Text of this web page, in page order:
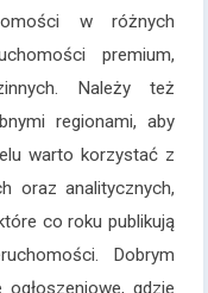
w różnych
premium,
Należy też
regionami, aby
warto korzystać z
oraz analitycznych,
co roku publikują
Dobrym
gdzie